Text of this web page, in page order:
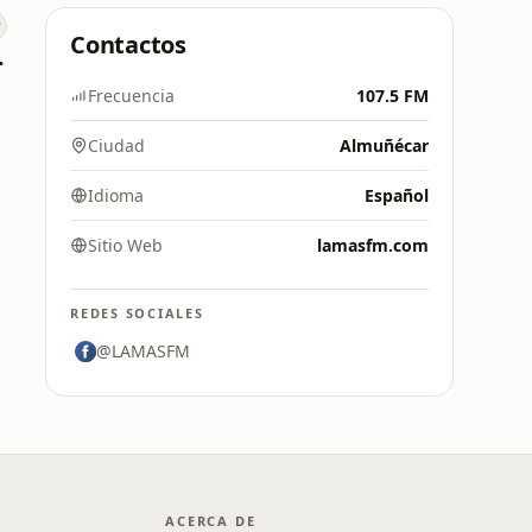
Contactos
Frecuencia 107.5 FM
Ciudad Almuñécar
Idioma Español
Sitio Web lamasfm.com
REDES SOCIALES
@LAMASFM
ACERCA DE